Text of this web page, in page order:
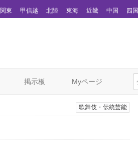
関東 甲信越 北陸 東海 近畿 中国 四国
掲示板 Myページ
歌舞伎・伝統芸能